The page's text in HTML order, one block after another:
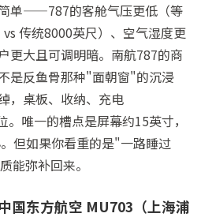
单——787的客舱气压更低（等
传统8000英尺）、空气湿度更
更大且可调明暗。南航787的商
是反鱼骨那种"面朝窗"的沉浸
，桌板、收纳、充电
。唯一的槽点是屏幕约15英寸，
但如果你看重的是"一路睡过
能弥补回来。
东方航空 MU703（上海浦